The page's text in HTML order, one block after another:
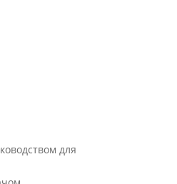
для